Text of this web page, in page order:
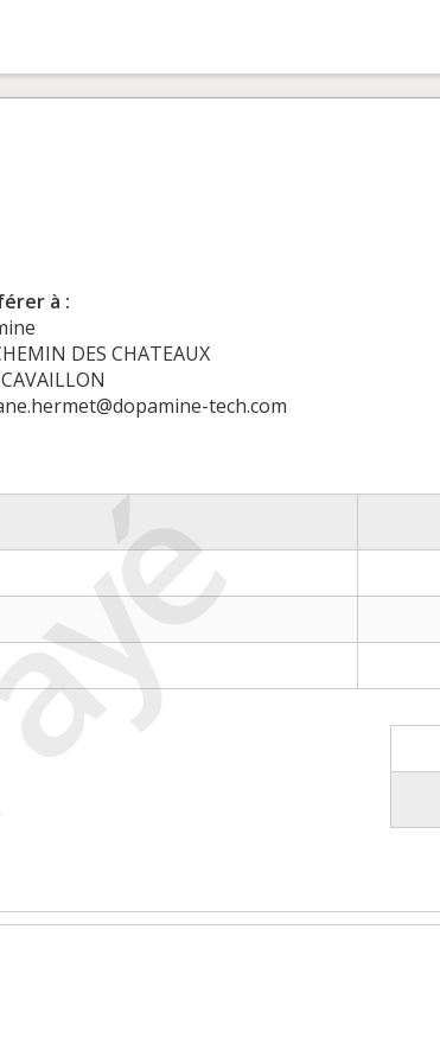
à :
DES CHATEAUX
tech.com